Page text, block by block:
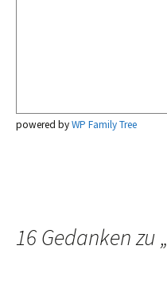
powered byWP Family Tree
16 Gedanken zu „